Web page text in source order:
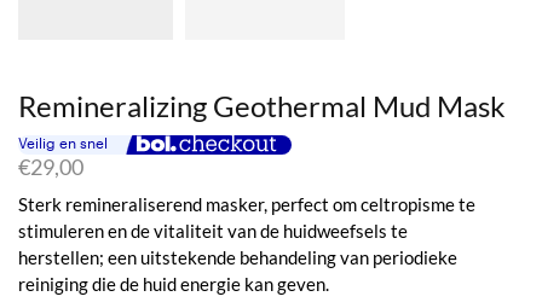
Remineralizing Geothermal Mud Mask
€29,00
Sterk remineraliserend masker, perfect om celtropisme te
stimuleren en de vitaliteit van de huidweefsels te
herstellen; een uitstekende behandeling van periodieke
reiniging die de huid energie kan geven.